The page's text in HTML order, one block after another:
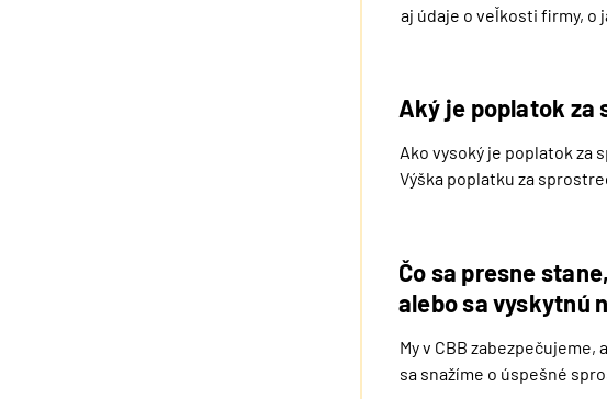
aj údaje o veľkosti firmy, o
Aký je poplatok za
Ako vysoký je poplatok za
Výška poplatku za
Čo sa presne
alebo sa vyskytnú
My v CBB
sa snažíme o úspešné